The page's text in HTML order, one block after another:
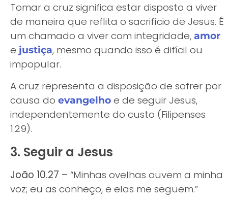
Tomar a cruz significa estar disposto a viver
de maneira que reflita o sacrifício de Jesus. É
um chamado a viver com integridade, amor
e justiça, mesmo quando isso é difícil ou
impopular.
A cruz representa a disposição de sofrer por
causa do evangelho e de seguir Jesus,
independentemente do custo (Filipenses
1.29).
3. Seguir a Jesus
João 10.27 – “Minhas ovelhas ouvem a minha
voz; eu as conheço, e elas me seguem.”